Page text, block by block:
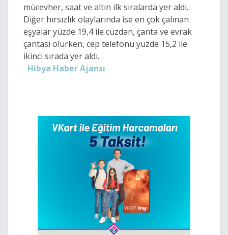
mücevher, saat ve altın ilk sıralarda yer aldı.
Diğer hırsızlık olaylarında ise en çok çalınan
eşyalar yüzde 19,4 ile cüzdan, çanta ve evrak
çantası olurken, cep telefonu yüzde 15,2 ile
ikinci sırada yer aldı.
Hibya Haber Ajansı